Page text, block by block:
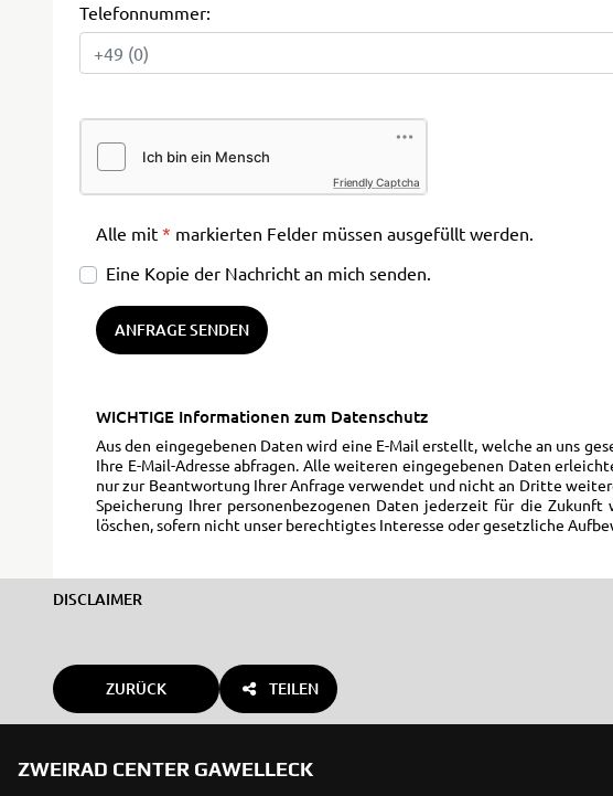
Telefonnummer:
Friendly Captcha
Alle mit * markierten Felder müssen ausgefüllt werden.
Eine Kopie der Nachricht an mich senden.
ANFRAGE SENDEN
WICHTIGE Informationen zum Datenschutz
Aus den eingegebenen Daten wird eine E-Mail erstellt, welche an uns
Ihre E-Mail-Adresse abfragen. Alle weiteren eingegebenen Daten
nur zur Beantwortung Ihrer Anfrage verwendet und nicht an Dritte
Speicherung Ihrer personenbezogenen Daten jederzeit für die
löschen, sofern nicht unser berechtigtes Interesse oder gesetzliche
DISCLAIMER
ZURÜCK TEILEN
ZWEIRAD CENTER GAWELLECK